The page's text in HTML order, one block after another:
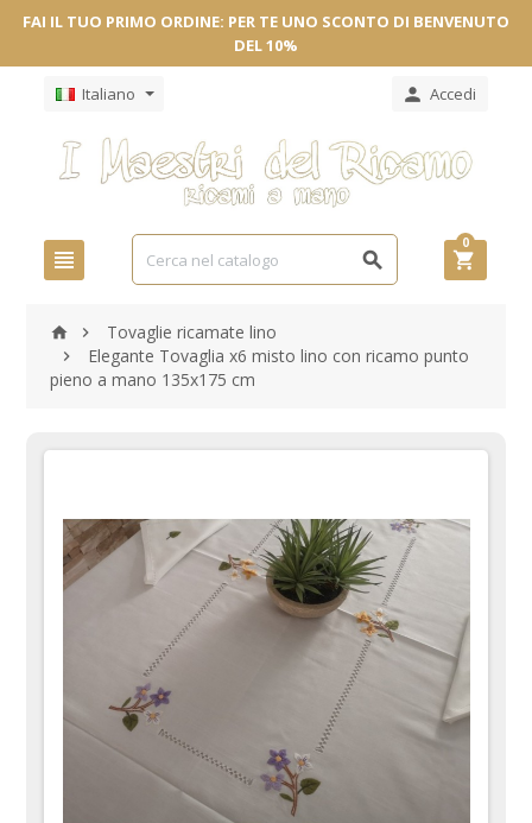
FAI IL TUO PRIMO ORDINE: PER TE UNO SCONTO DI BENVENUTO
DEL 10%
Italiano  Accedi
  
0
  Tovaglie ricamate lino

Elegante Tovaglia x6 misto lino con ricamo punto
pieno a mano 135x175 cm